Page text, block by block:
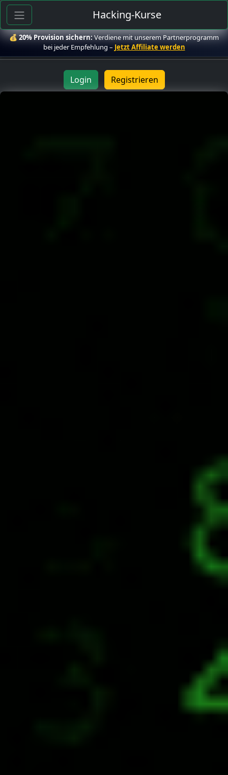
Hacking-Kurse
💰20% Provision sichern:Verdiene mit unserem Partnerprogramm
bei jeder Empfehlung – Jetzt Affiliate werden
Login Registrieren